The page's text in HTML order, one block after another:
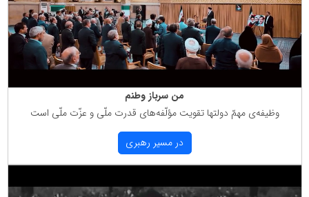
من سرباز وطنم
وظیفه‌ی مهمّ دولتها تقویت مؤلّفه‌های قدرت ملّی و عزّت ملّی است
در مسیر رهبری